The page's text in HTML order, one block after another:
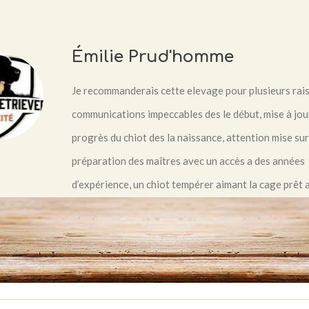
Émilie Prud'homme
Je recommanderais cette elevage pour plusieurs
communications impeccables des le début, mise à
progrès du chiot des la naissance, attention mise
préparation des maîtres avec un accès a des années
d’expérience, un chiot tempérer aimant la cage prêt a
prendre une nouvelle vie. Nous adorons notre
n’est pas seulement beau mais gentil, aimable,
intelligent.